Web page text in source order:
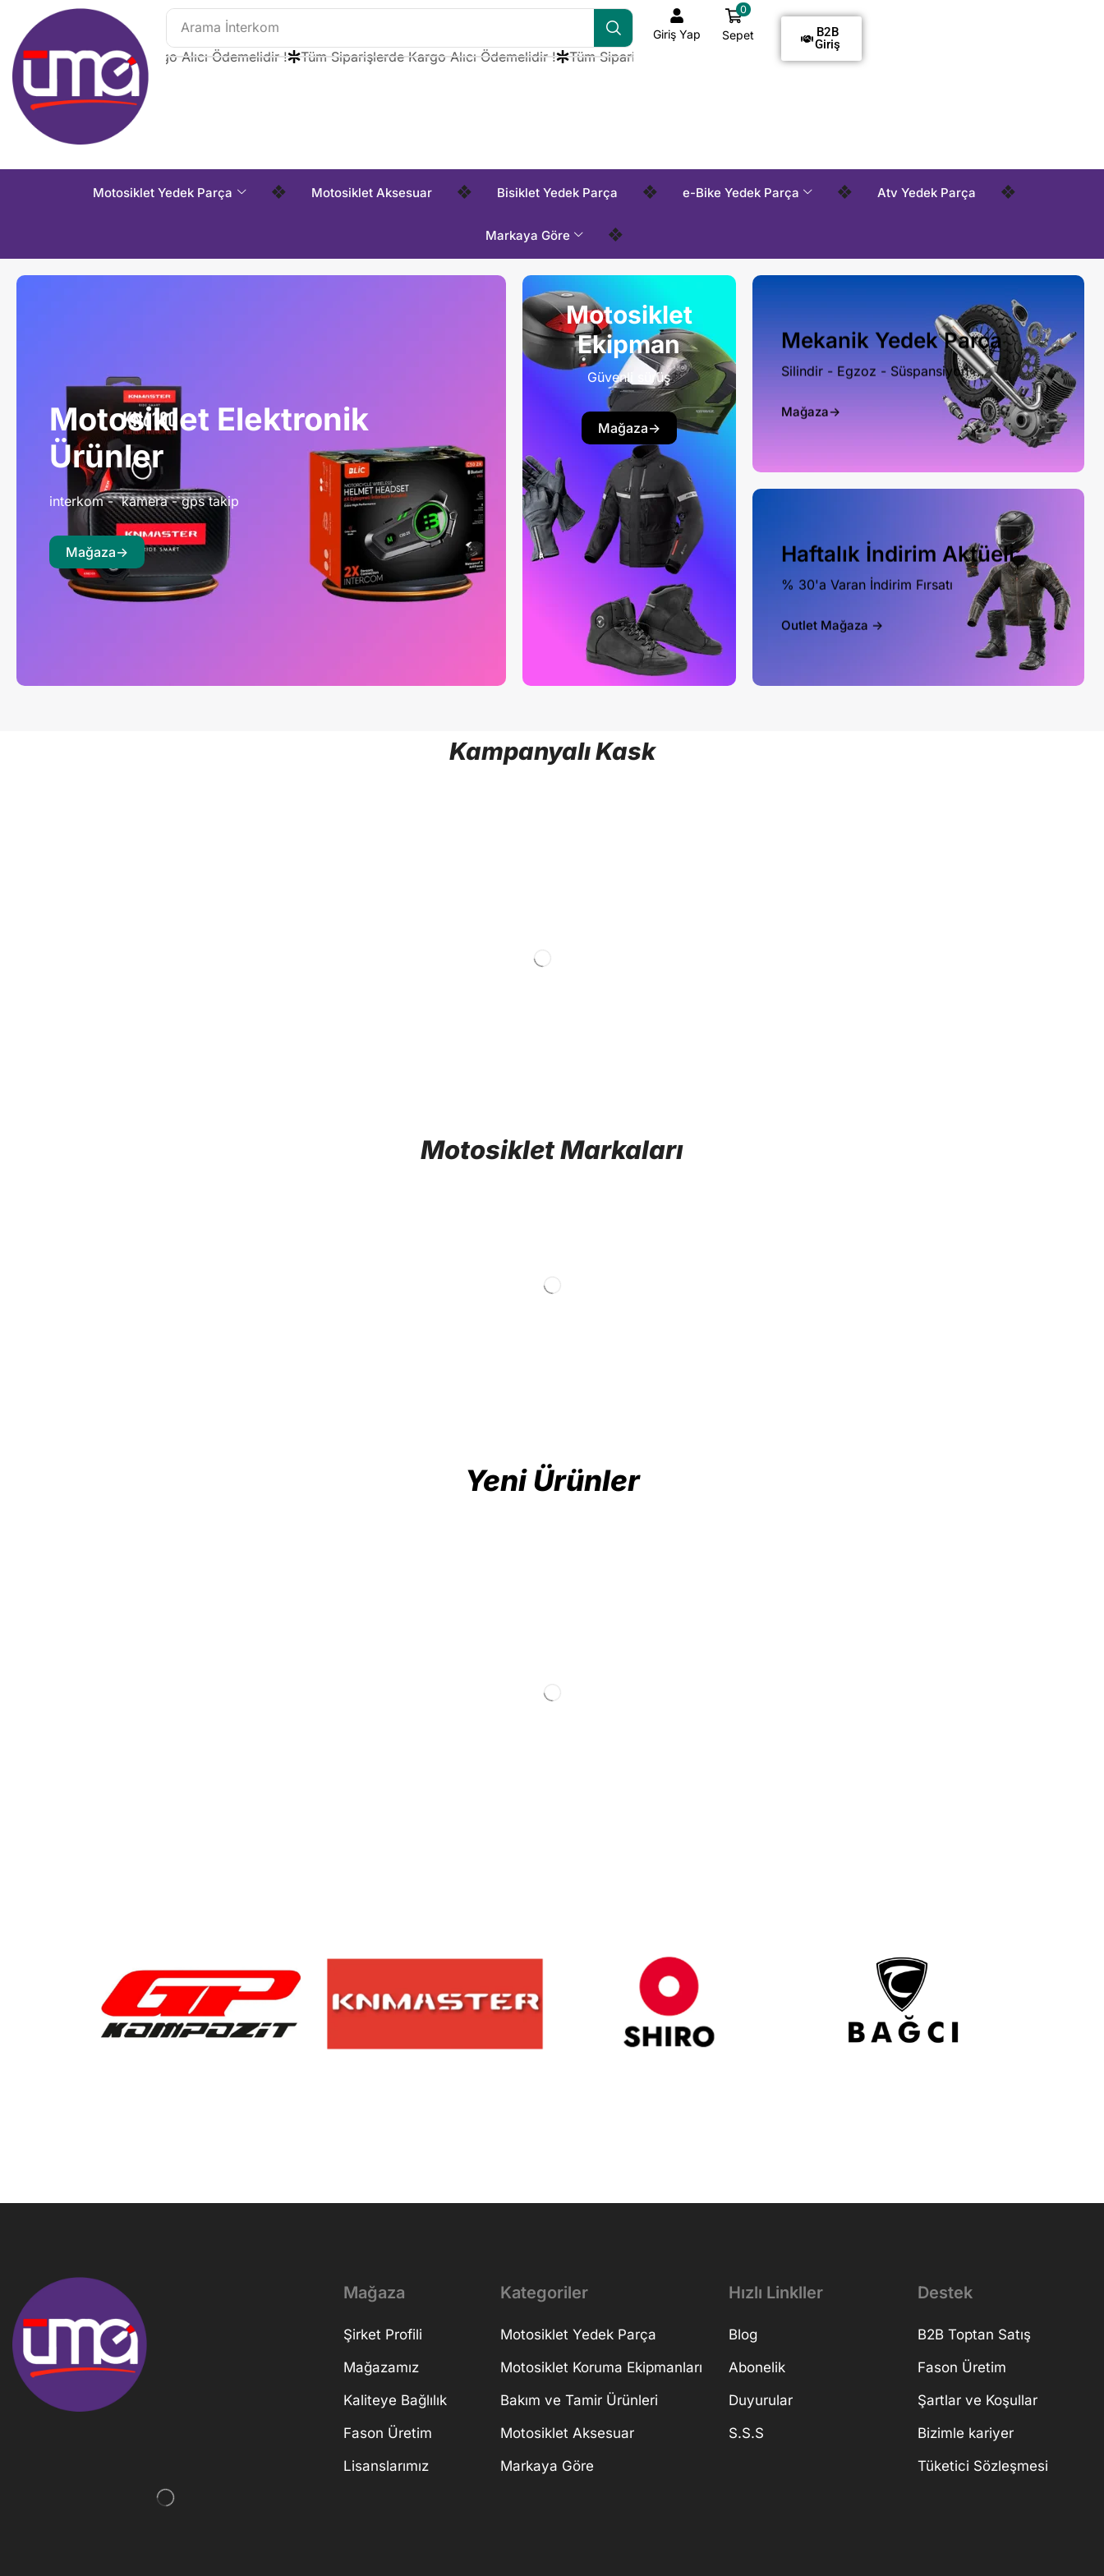
Arama İnterkom
Tüm Siparişlerde Kargo Alıcı Ödemelidir ! Tüm Siparişlerde Kargo Alıcı Ödemelidir ! Tüm Siparişlerde Kargo Alıcı Ödemelidir ! Tüm Siparişlerde Kargo Alıcı Ödemelidir !
Giriş Yap
0
Sepet
B2B
Giriş
Motosiklet Yedek Parça ❖ Motosiklet Aksesuar ❖ Bisiklet Yedek Parça ❖ e-Bike Yedek Parça ❖ Atv Yedek Parça ❖
Markaya Göre ❖
Motosiklet Elektronik
Ürünler
interkom - kamera - gps takip
Mağaza->
Motosiklet
Ekipman
Güvenli sürüş
Mağaza->
Mekanik Yedek Parça
Silindir - Egzoz - Süspansiyon ...
Mağaza->
Haftalık İndirim Aktüeli
% 30'a Varan İndirim Fırsatı
Outlet Mağaza ->
Kampanyalı Kask
Motosiklet Markaları
Yeni Ürünler
Mağaza
Şirket Profili
Mağazamız
Kaliteye Bağlılık
Fason Üretim
Lisanslarımız
Kategoriler
Motosiklet Yedek Parça
Motosiklet Koruma Ekipmanları
Bakım ve Tamir Ürünleri
Motosiklet Aksesuar
Markaya Göre
Hızlı Linkller
Blog
Abonelik
Duyurular
S.S.S
Destek
B2B Toptan Satış
Fason Üretim
Şartlar ve Koşullar
Bizimle kariyer
Tüketici Sözleşmesi